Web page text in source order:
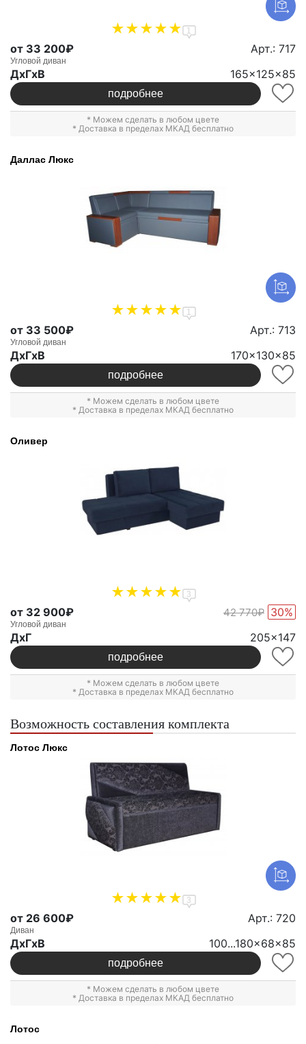
1
от 33 200₽ Арт.: 717
Угловой диван
ДxГxВ 165x125x85
подробнее
* Можем сделать в любом цвете
* Доставка в пределах МКАД бесплатно
Даллас Люкс
1
от 33 500₽ Арт.: 713
Угловой диван
ДxГxВ 170x130x85
подробнее
* Можем сделать в любом цвете
* Доставка в пределах МКАД бесплатно
Оливер
3
от 32 900₽ 42 770₽ 30%
Угловой диван
ДxГ 205x147
подробнее
* Можем сделать в любом цвете
* Доставка в пределах МКАД бесплатно
Возможность составления комплекта
Лотос Люкс
3
от 26 600₽ Арт.: 720
Диван
ДxГxВ 100...180x68x85
подробнее
* Можем сделать в любом цвете
* Доставка в пределах МКАД бесплатно
Лотос